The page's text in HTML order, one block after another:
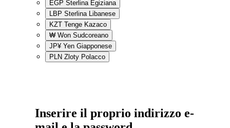
EGP Sterlina Egiziana
LBP Sterlina Libanese
KZT Tenge Kazaco
₩ Won Sudcoreano
JP¥ Yen Giapponese
PLN Zloty Polacco
Inserire il proprio indirizzo e-